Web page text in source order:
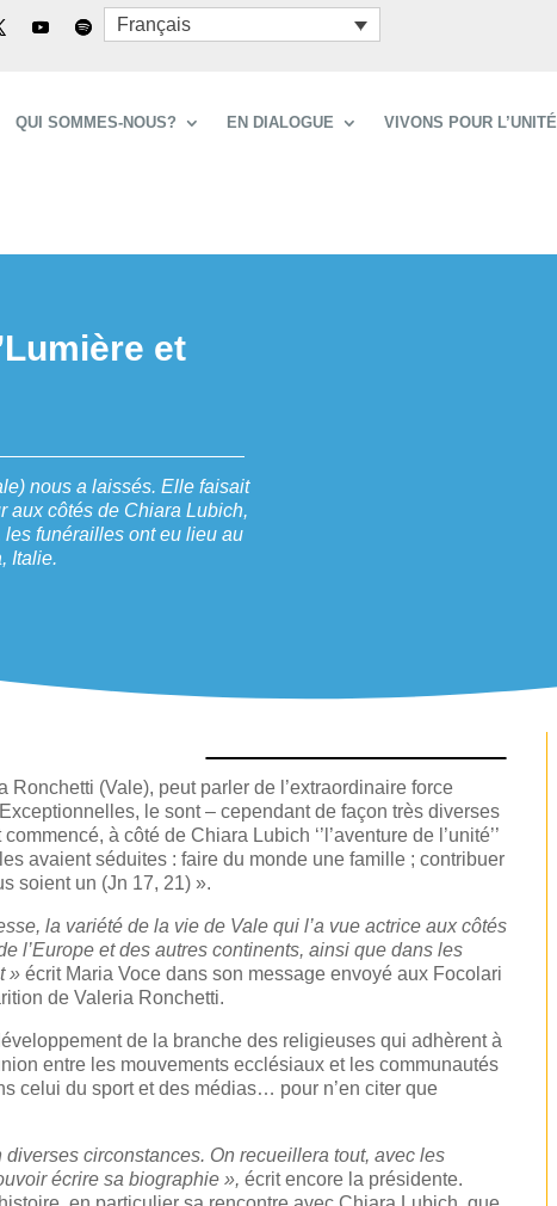
Français
QUI SOMMES-NOUS? EN DIALOGUE VIVONS POUR L’UNITÉ
et
nous a laissés. Elle faisait
aux côtés de Chiara Lubich,
funérailles ont eu lieu au
Italie.
(Vale), peut parler de l’extraordinaire force
le sont – cependant de façon très diverses
à côté de Chiara Lubich ‘’l’aventure de l’unité’’
avaient séduites : faire du monde une famille ; contribuer
soient un (Jn 17, 21) ».
la variété de la vie de Vale qui l’a vue actrice aux côtés
l’Europe et des autres continents, ainsi que dans les
» écrit Maria Voce dans son message envoyé aux Focolari
de Valeria Ronchetti.
de la branche des religieuses qui adhèrent à
entre les mouvements ecclésiaux et les communautés
celui du sport et des médias… pour n’en citer que
circonstances. On recueillera tout, avec les
écrire sa biographie »,écrit encore la présidente.